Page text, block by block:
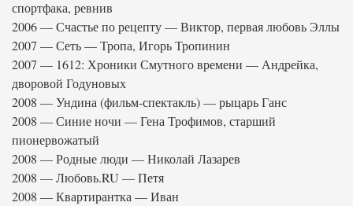
спортфака, ревнив
2006 — Счастье по рецепту — Виктор, первая любовь Эллы
2007 — Сеть — Тропа, Игорь Тропинин
2007 — 1612: Хроники Смутного времени — Андрейка,
дворовой Годуновых
2008 — Ундина (фильм-спектакль) — рыцарь Ганс
2008 — Синие ночи — Гена Трофимов, старший
пионервожатый
2008 — Родные люди — Николай Лазарев
2008 — Любовь.RU — Петя
2008 — Квартирантка — Иван